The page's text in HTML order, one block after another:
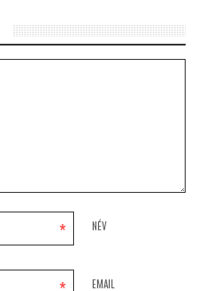
NÉV
*
EMAIL